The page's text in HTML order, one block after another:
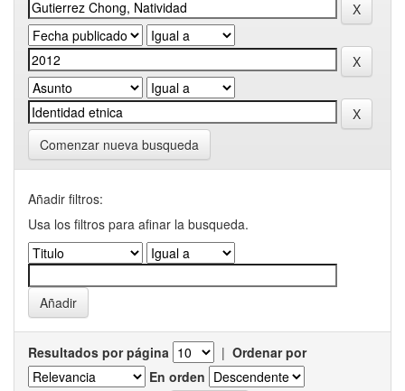
Comenzar nueva busqueda
Añadir filtros:
Usa los filtros para afinar la busqueda.
Resultados por página | Ordenar por
En orden